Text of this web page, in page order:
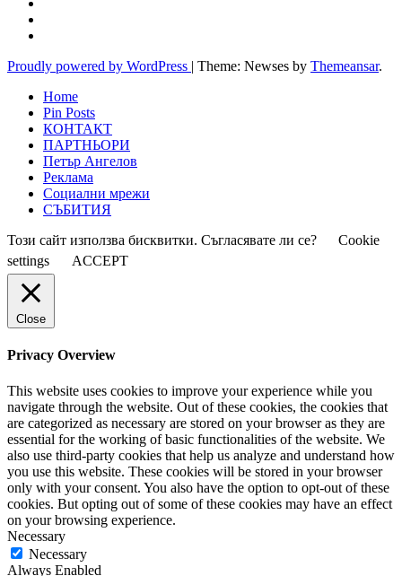
Proudly powered by WordPress | Theme: Newses by Themeansar.
Home
Pin Posts
КОНТАКТ
ПАРТНЬОРИ
Петър Ангелов
Реклама
Социални мрежи
СЪБИТИЯ
Този сайт използва бисквитки. Съгласявате ли се?
Cookie
settings
ACCEPT
Close
Privacy Overview
This website uses cookies to improve your experience while you
navigate through the website. Out of these cookies, the cookies that
are categorized as necessary are stored on your browser as they are
essential for the working of basic functionalities of the website. We
also use third-party cookies that help us analyze and understand how
you use this website. These cookies will be stored in your browser
only with your consent. You also have the option to opt-out of these
cookies. But opting out of some of these cookies may have an effect
on your browsing experience.
Necessary
Necessary
Always Enabled